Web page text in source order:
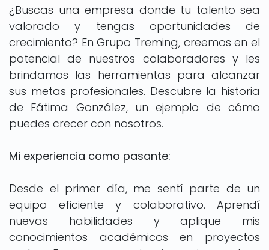
¿Buscas una empresa donde tu talento sea
valorado y tengas oportunidades de
crecimiento? En Grupo Treming, creemos en el
potencial de nuestros colaboradores y les
brindamos las herramientas para alcanzar
sus metas profesionales. Descubre la historia
de Fátima González, un ejemplo de cómo
puedes crecer con nosotros.
Mi experiencia como pasante:
Desde el primer día, me sentí parte de un
equipo eficiente y colaborativo. Aprendí
nuevas habilidades y aplique mis
conocimientos académicos en proyectos